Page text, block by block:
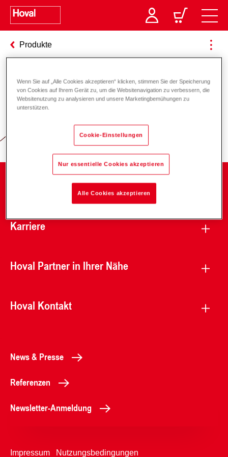
Produkte
Verantwortung für Energie und
Karriere
Hoval Partner in Ihrer Nähe
Hoval Kontakt
News & Presse
Referenzen
Newsletter-Anmeldung
Impressum Nutzungsbedingungen
Wenn Sie auf „Alle Cookies akzeptieren“ klicken, stimmen Sie der Speicherung
von Cookies auf Ihrem Gerät zu, um die Websitenavigation zu verbessern, die
Websitenutzung zu analysieren und unsere Marketingbemühungen zu
unterstützen.
Cookie-Einstellungen
Nur essentielle Cookies akzeptieren
Alle Cookies akzeptieren